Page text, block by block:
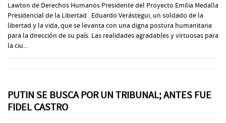
Lawton de Derechos Humanos Presidente del Proyecto Emilia Medalla
Presidencial de la Libertad Eduardo Verástegui, un soldado de la
libertad y la vida, que se levanta con una digna postura humanitaria
para la dirección de su país. Las realidades agradables y virtuosas para
la ciu...
PUTIN SE BUSCA POR UN TRIBUNAL; ANTES FUE
FIDEL CASTRO